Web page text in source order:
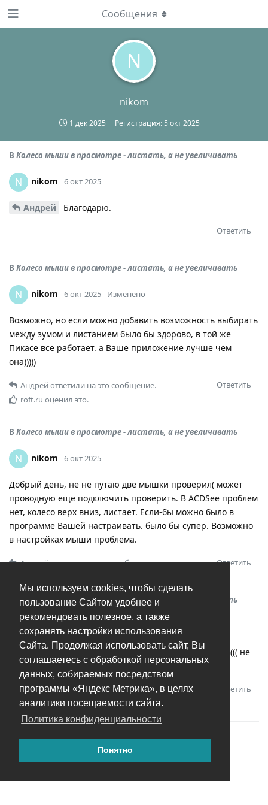
Мы используем cookies, чтобы сделать
пользование Сайтом удобнее и
рекомендовать полезное, а также
сохранять настройки использования
Сайта. Продолжая использовать сайт, Вы
соглашаетесь с обработкой персональных
данных, собираемых посредством
программы «Яндекс Метрика», в целях
аналитики посещаемости сайта.
Политика конфиденциальности
Понятно
N
nikom
1 дек 2025 Регистрация: 5 окт 2025
Сообщения
В Колесо мыши в просмотре - листать, а не увeличивать
N nikom 6 окт 2025
Андрей Благодарю.
Ответить
В Колесо мыши в просмотре - листать, а не увeличивать
N nikom 6 окт 2025 Изменено
Возможно, но если можно добавить возможность выбирать
между зумом и листанием было бы здорово, в той же
Пикасе все работает. а Ваше приложение лучше чем
она)))))
Ответить
Андрейответили на это сообщение.
roft.ru оценил это.
В Колесо мыши в просмотре - листать, а не увeличивать
N nikom 6 окт 2025
Добрый день, не не путаю две мышки проверил( может
проводную еще подключить проверить. В ACDSee проблем
нет, колесо верх вниз, листает. Если-бы можно было в
программе Вашей настраивать. было бы супер. Возможно
в настройках мыши проблема.
Ответить
Андрейответили на это сообщение.
Колесо мыши в просмотре - листать, а не увeличивать
N nikom 5 окт 2025
Не листает фото в режиме просмотра колесом мыши((( не
очень удобно. вернее совсем не удобно.
Ответить
Андрейответили на это сообщение.
roft.ruоценил это.